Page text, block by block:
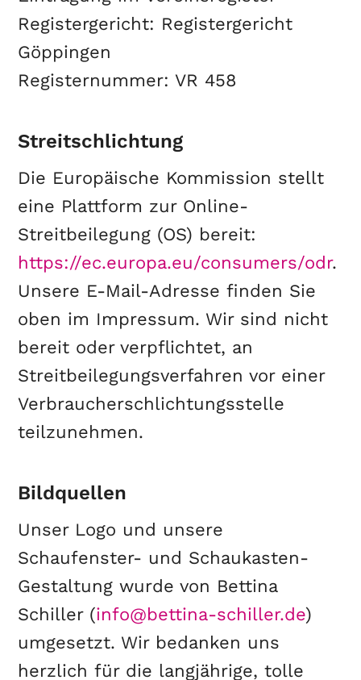
Registergericht: Registergericht
Göppingen
Registernummer: VR 458
Streitschlichtung
Die Europäische Kommission stellt
eine Plattform zur Online-
Streitbeilegung (OS) bereit:
https://ec.europa.eu/consumers/odr.
Unsere E-Mail-Adresse finden Sie
oben im Impressum. Wir sind nicht
bereit oder verpflichtet, an
Streitbeilegungsverfahren vor einer
Verbraucherschlichtungsstelle
teilzunehmen.
Bildquellen
Unser Logo und unsere
Schaufenster- und Schaukasten-
Gestaltung wurde von Bettina
Schiller (info@bettina-schiller.de)
umgesetzt. Wir bedanken uns
herzlich für die langjährige, tolle